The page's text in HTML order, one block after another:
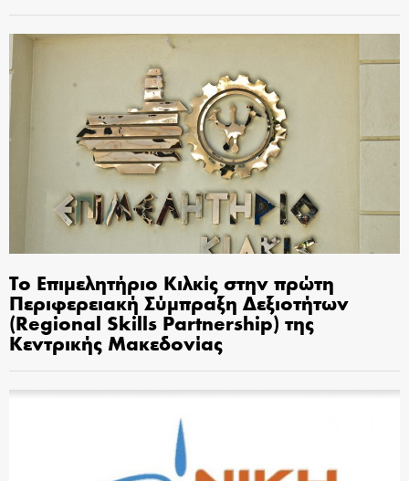
Το Επιμελητήριο Κιλκίς στην πρώτη
Περιφερειακή Σύμπραξη Δεξιοτήτων
(Regional Skills Partnership) της
Κεντρικής Μακεδονίας